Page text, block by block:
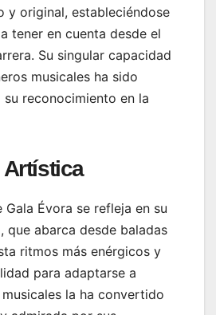
y original, estableciéndose
tener en cuenta desde el
Su singular capacidad
musicales ha sido
reconocimiento en la
Évora se refleja en su
que abarca desde baladas
ritmos más enérgicos y
para adaptarse a
la ha convertido